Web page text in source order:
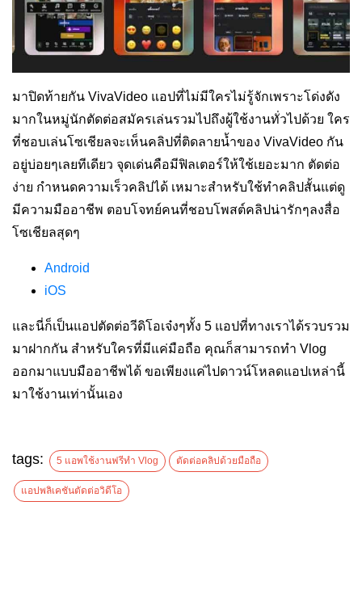
มาปิดท้ายกัน VivaVideo แอปที่ไม่มีใครไม่รู้จักเพราะโด่งดัง
มากในหมู่นักตัดต่อสมัครเล่นรวมไปถึงผู้ใช้งานทั่วไปด้วย ใคร
ที่ชอบเล่นโซเชียลจะเห็นคลิปที่ติดลายน้ำของ VivaVideo กัน
อยู่บ่อยๆเลยทีเดียว จุดเด่นคือมีฟิลเตอร์ให้ใช้เยอะมาก ตัดต่อ
ง่าย กำหนดความเร็วคลิปได้ เหมาะสำหรับใช้ทำคลิปสั้นแต่ดู
มีความมืออาชีพ ตอบโจทย์คนที่ชอบโพสต์คลิปน่ารักๆลงสื่อ
โซเชียลสุดๆ
Android
iOS
และนี่ก็เป็นแอปตัดต่อวีดิโอเจ๋งๆทั้ง 5 แอปที่ทางเราได้รวบรวม
มาฝากกัน สำหรับใครที่มีแค่มือถือ คุณก็สามารถทำ Vlog
ออกมาแบบมืออาชีพได้ ขอเพียงแค่ไปดาวน์โหลดแอปเหล่านี้
มาใช้งานเท่านั้นเอง
tags: 5 แอพใช้งานฟรีทำ Vlog ตัดต่อคลิปด้วยมือถือ
แอปพลิเคชันตัดต่อวิดีโอ